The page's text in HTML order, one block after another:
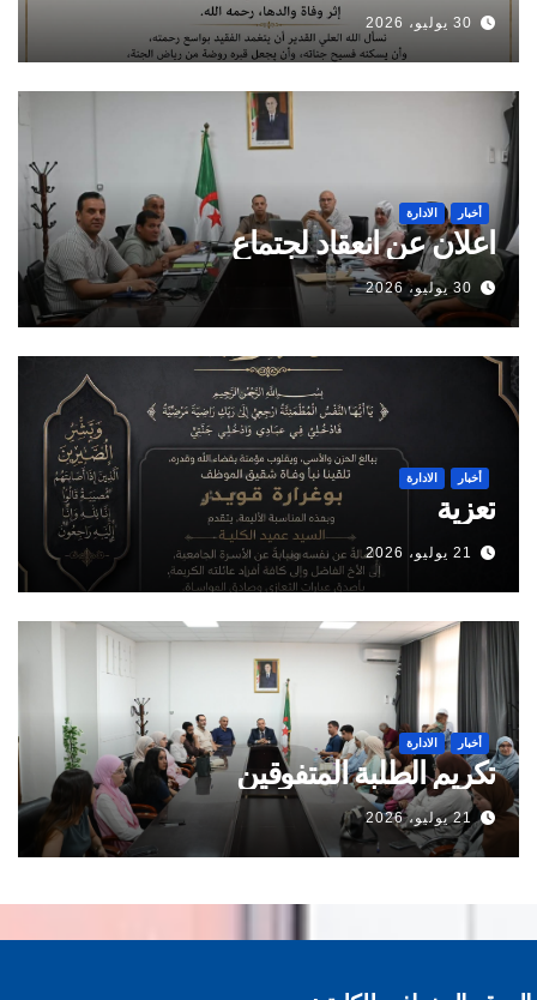
30 يوليو، 2026
أخبار الادارة
اعلان عن انعقاد لجتماع
30 يوليو، 2026
أخبار الادارة
تعزية
21 يوليو، 2026
أخبار الادارة
تكريم الطلبة المتفوقين
21 يوليو، 2026